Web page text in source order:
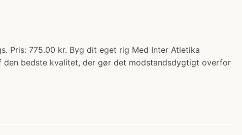
Pris: 775.00 kr. Byg dit eget rig Med Inter Atletika
bedste kvalitet, der gør det modstandsdygtigt overfor